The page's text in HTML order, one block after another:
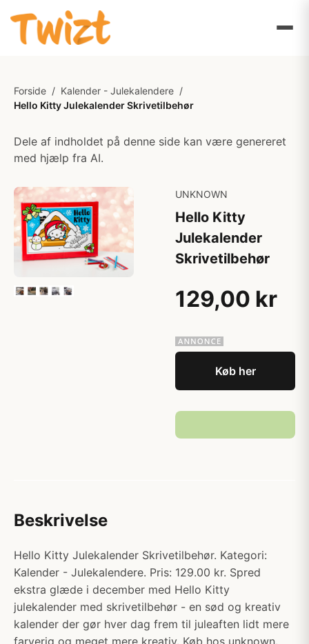
Forside / Kalender - Julekalendere /
Hello Kitty Julekalender Skrivetilbehør
Dele af indholdet på denne side kan være genereret
med hjælp fra AI.
UNKNOWN
Hello Kitty
Julekalender
Skrivetilbehør
129,00 kr
Køb her
Beskrivelse
Hello Kitty Julekalender Skrivetilbehør. Kategori:
Kalender - Julekalendere. Pris: 129.00 kr. Spred
ekstra glæde i december med Hello Kitty
julekalender med skrivetilbehør - en sød og kreativ
kalender der gør hver dag frem til juleaften lidt mere
farverig og meget mere kreativ. Køb hos unknown.